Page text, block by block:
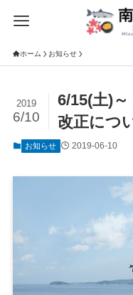
ホーム お知らせ
6/15(土)
改正につ
2019
6/10
お知らせ 2019-06-10